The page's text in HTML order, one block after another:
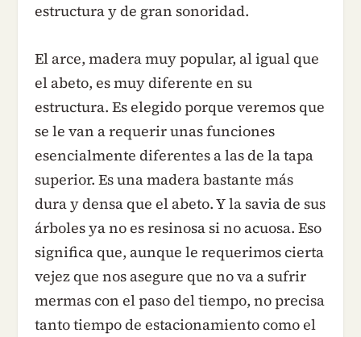
estructura y de gran sonoridad.
El arce, madera muy popular, al igual que
el abeto, es muy diferente en su
estructura. Es elegido porque veremos que
se le van a requerir unas funciones
esencialmente diferentes a las de la tapa
superior. Es una madera bastante más
dura y densa que el abeto. Y la savia de sus
árboles ya no es resinosa si no acuosa. Eso
significa que, aunque le requerimos cierta
vejez que nos asegure que no va a sufrir
mermas con el paso del tiempo, no precisa
tanto tiempo de estacionamiento como el